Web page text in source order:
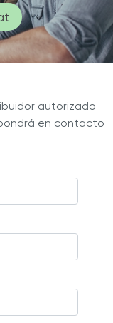
autorizado
en contacto